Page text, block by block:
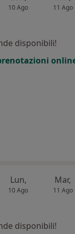
10 Ago 11 Ago
disponibili!
Lun,
10 Ago
Mar,
11 Ago
disponibili!